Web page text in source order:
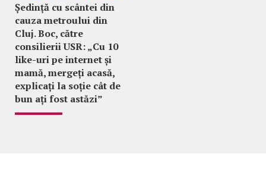
Ședință cu scântei din
cauza metroului din
Cluj. Boc, către
consilierii USR: „Cu 10
like-uri pe internet și
mamă, mergeți acasă,
explicați la soție cât de
bun ați fost astăzi”